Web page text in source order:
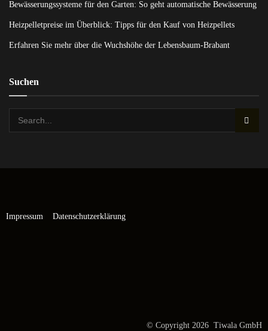
Bewässerungssysteme für den Garten: So geht automatische Bewässerung
Heizpelletpreise im Überblick: Tipps für den Kauf von Heizpellets
Erfahren Sie mehr über die Wuchshöhe der Lebensbaum-Brabant
Suchen
Impressum Datenschutzerklärung
© Copyright 2026 Tiwala GmbH